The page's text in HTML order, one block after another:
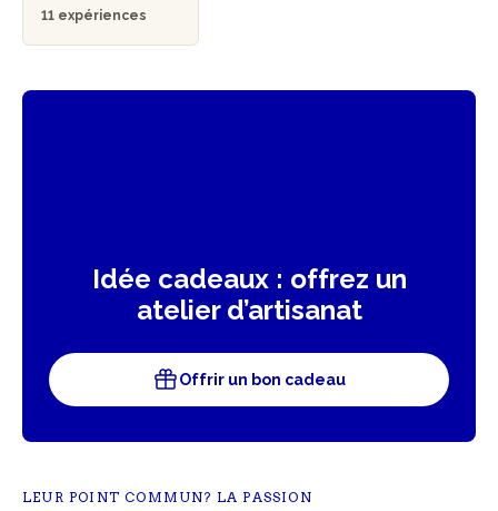
11 expériences
Idée cadeaux : offrez un
atelier d’artisanat
Offrir un bon cadeau
LEUR POINT COMMUN? LA PASSION